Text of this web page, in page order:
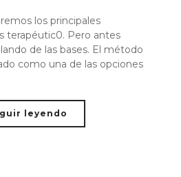
los principales
terapéutic0. Pero antes
de las bases. El método
como una de las opciones
leyendo